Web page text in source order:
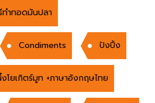
ทำทอดมันปลา
Condiments ปังปิ้ง
โยเกิตร์มูท +ภาษาอังกฤษไทย